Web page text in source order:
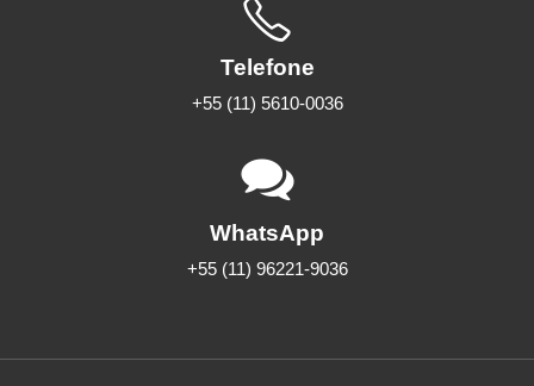
Telefone
+55 (11) 5610-0036
WhatsApp
+55 (11) 96221-9036